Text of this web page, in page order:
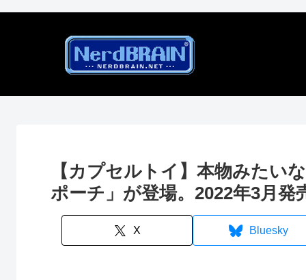
【カプセルトイ】本物みたい
ポーチ」が登場。2022年3月発
X Bluesky